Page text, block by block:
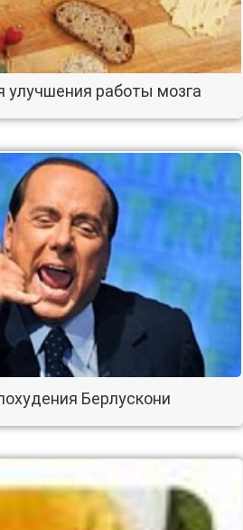
улучшения работы мозга
Берлускони